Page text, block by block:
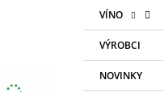
KOŠÍK
VÍNO
VÝROBCI
NOVINKY